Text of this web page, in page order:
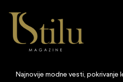
Najnovije modne vesti, pokrivanje